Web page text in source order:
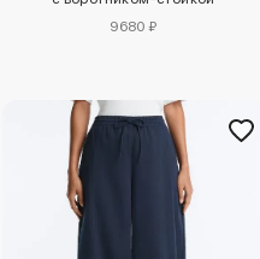
9680 ₽